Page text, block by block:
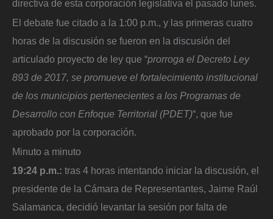
directiva de esta corporación legislativa el pasado lunes.
El debate fue citado a la 1:00 p.m., y las primeras cuatro
horas de la discusión se fueron en la discusión del
articulado proyecto de ley que “prorroga el Decreto Ley
893 de 2017, se promueve el fortalecimiento institucional
de los municipios pertenecientes a los Programas de
Desarrollo con Enfoque Territorial (PDET)“, que fue
aprobado por la corporación.
Minuto a minuto
19:24 p.m.: tras 4 horas intentando iniciar la discusión, el
presidente de la Cámara de Representantes, Jaime Raúl
Salamanca, decidió levantar la sesión por falta de